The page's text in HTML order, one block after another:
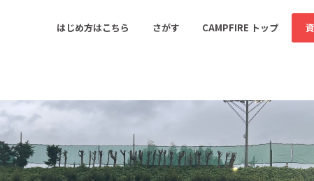
はじめ方はこちら さがす CAMPFIRE トップ
おすすめのコミュニティ 人気のコミュニティ
音楽 舞台・パフォ